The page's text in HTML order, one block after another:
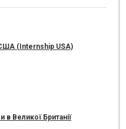
(Internship USA)
в Великої Британії